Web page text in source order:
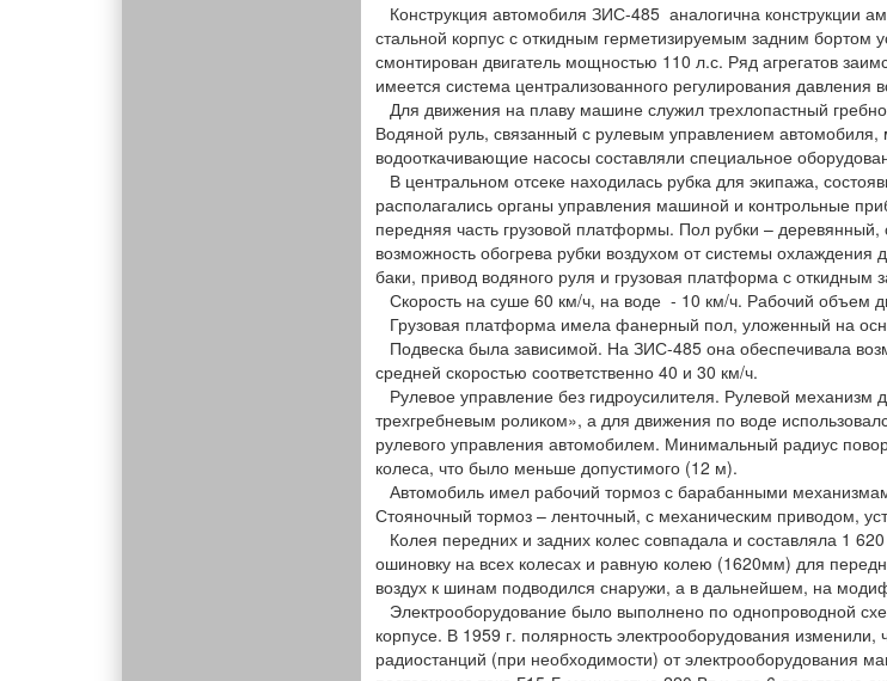
Конструкция автомобиля ЗИС-485 аналогична конструкции
стальной корпус с откидным герметизируемым задним
смонтирован двигатель мощностью 110 л.с. Ряд агрегатов
имеется система централизованного регулирования давления
Для движения на плаву машине служил трехлопастный
Водяной руль, связанный с рулевым управлением
водооткачивающие насосы составляли специальное
В центральном отсеке находилась рубка для экипажа,
располагались органы управления машиной и контрольные
передняя часть грузовой платформы. Пол рубки –
возможность обогрева рубки воздухом от системы
баки, привод водяного руля и грузовая платформа с откидным
Скорость на суше 60 км/ч, на воде - 10 км/ч. Рабочий объем
Грузовая платформа имела фанерный пол, уложенный на
Подвеска была зависимой. На ЗИС-485 она обеспечивала
средней скоростью соответственно 40 и 30 км/ч.
Рулевое управление без гидроусилителя. Рулевой
трехгребневым роликом», а для движения по воде
рулевого управления автомобилем. Минимальный радиус
колеса, что было меньше допустимого (12 м).
Автомобиль имел рабочий тормоз с барабанными
Стояночный тормоз – ленточный, с механическим приводом,
Колея передних и задних колес совпадала и составляла 1
ошиновку на всех колесах и равную колею (1620мм) для
воздух к шинам подводился снаружи, а в дальнейшем, на
Электрооборудование было выполнено по однопроводной
корпусе. В 1959 г. полярность электрооборудования
радиостанций (при необходимости) от электрооборудования